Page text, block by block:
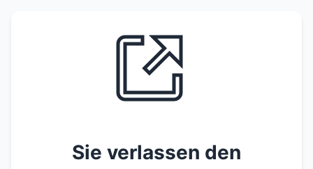
Sie verlassen den